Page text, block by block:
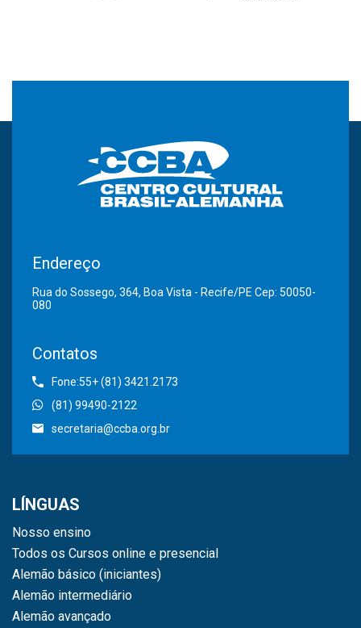
Endereço
Rua do Sossego, 364, Boa Vista - Recife/PE Cep: 50050-
080
Contatos
Fone:55+ (81) 3421.2173
(81) 99490-2122
secretaria@ccba.org.br
LÍNGUAS
Nosso ensino
Todos os Cursos online e presencial
Alemão básico (iniciantes)
Alemão intermediário
Alemão avançado